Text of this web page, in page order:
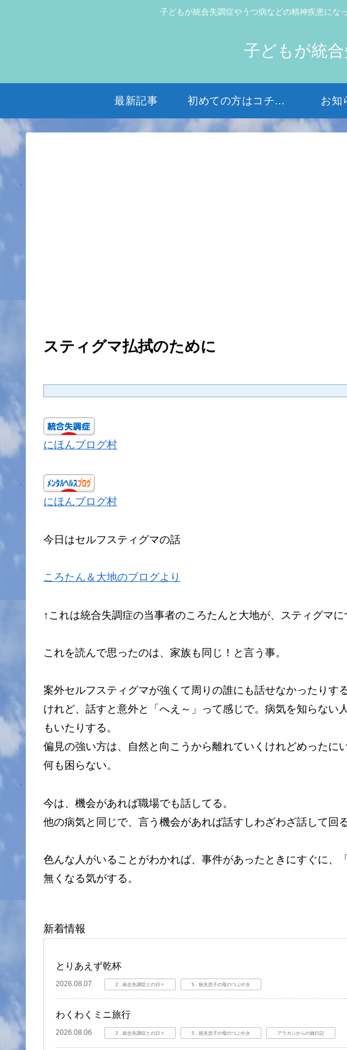
子どもが統合失調症やうつ病などの精神疾患にな
子どもが統
最新記事 初めての方はコチラから お知
スティグマ払拭のために
にほんブログ村
にほんブログ村
今日はセルフスティグマの話
ころたん＆大地のブログより
↑これは統合失調症の当事者のころたんと大地が、スティグマに
これを読んで思ったのは、家族も同じ！と言う事。
案外セルフスティグマが強くて周りの誰にも話せなかったりす
けれど、話すと意外と「へえ～」って感じで。病気を知らない
もいたりする。
偏見の強い方は、自然と向こうから離れていくけれどめったに
何も困らない。
今は、機会があれば職場でも話してる。
他の病気と同じで、言う機会があれば話すしわざわざ話して回
色んな人がいることがわかれば、事件があったときにすぐに、
無くなる気がする。
新着情報
とりあえず乾杯
2026.08.07 2．統合失調症との日々 5．統失息子の母のつぶやき
わくわくミニ旅行
2026.08.06 2．統合失調症との日々 5．統失息子の母のつぶやき アラカンからの旅行記